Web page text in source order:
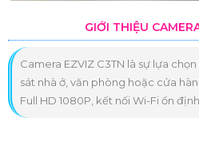
GIỚI THIỆU
Camera EZVIZ C3TN là sự lựa
sát nhà ở, văn phòng hoặc cửa
Full HD 1080P, kết nối Wi-Fi ổn